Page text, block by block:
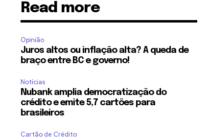
Read more
Opinião
Juros altos ou inflação alta? A queda de
braço entre BC e governo!
Notícias
Nubank amplia democratização do
crédito e emite 5,7 cartões para
brasileiros
Cartão de Crédito